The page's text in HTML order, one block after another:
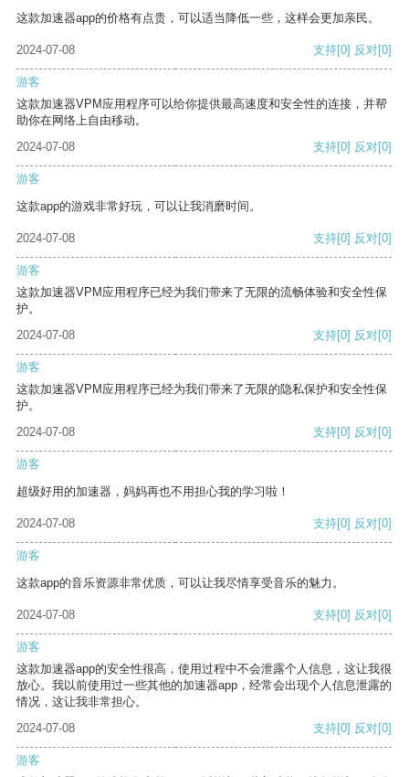
这款加速器app的价格有点贵，可以适当降低一些，这样会更加亲民。
2024-07-08 支持[0] 反对[0]
游客
这款加速器VPM应用程序可以给你提供最高速度和安全性的连接，并帮
助你在网络上自由移动。
2024-07-08
支持[0] 反对[0]
游客
这款app的游戏非常好玩，可以让我消磨时间。
2024-07-08 支持[0] 反对[0]
游客
这款加速器VPM应用程序已经为我们带来了无限的流畅体验和安全性保
护。
2024-07-08
支持[0] 反对[0]
游客
这款加速器VPM应用程序已经为我们带来了无限的隐私保护和安全性保
护。
2024-07-08
支持[0] 反对[0]
游客
超级好用的加速器，妈妈再也不用担心我的学习啦！
2024-07-08 支持[0] 反对[0]
游客
这款app的音乐资源非常优质，可以让我尽情享受音乐的魅力。
2024-07-08 支持[0] 反对[0]
游客
这款加速器app的安全性很高，使用过程中不会泄露个人信息，这让我很
放心。我以前使用过一些其他的加速器app，经常会出现个人信息泄露的
情况，这让我非常担心。
2024-07-08
支持[0] 反对[0]
游客